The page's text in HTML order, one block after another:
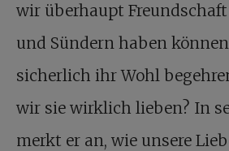
wir überhaupt
und Sündern haben
sicherlich ihr Wohl
wir sie wirklich lieben? In
merkt er an, wie unsere